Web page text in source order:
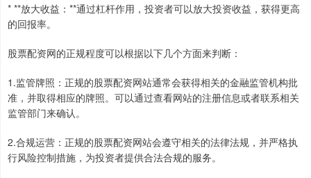
* **放大收益：**通过杠杆作用，投资者可以放大投资收益，获得更高
的回报率。
股票配资网的正规程度可以根据以下几个方面来判断：
1.监管牌照：正规的股票配资网站通常会获得相关的金融监管机构批
准，并取得相应的牌照。可以通过查看网站的注册信息或者联系相关
监管部门来确认。
2.合规运营：正规的股票配资网站会遵守相关的法律法规，并严格执
行风险控制措施，为投资者提供合法合规的服务。